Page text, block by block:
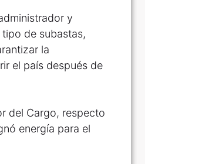
y
de subastas,
la
el país después de
del Cargo, respecto
energía para el